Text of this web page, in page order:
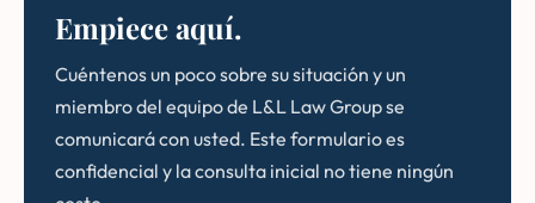
Empiece aquí.
Cuéntenos un poco sobre su situación y un
miembro del equipo de L&L Law Group se
comunicará con usted. Este formulario es
confidencial y la consulta inicial no tiene ningún